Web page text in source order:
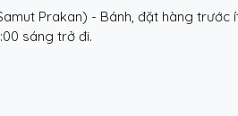
Prakan) - Bánh, đặt hàng trước
sáng trở đi.